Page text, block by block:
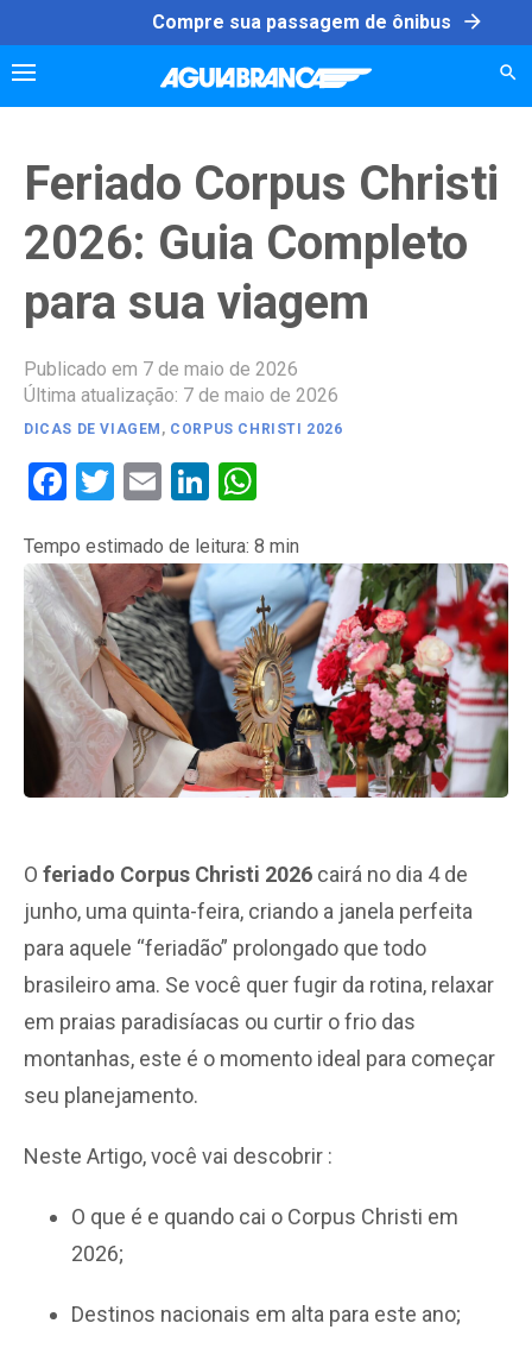
to
content
Compre sua passagem de ônibus arrow_forward
Feriado Corpus Christi
2026: Guia Completo
para sua viagem
Publicado em 7 de maio de 2026
Última atualização: 7 de maio de 2026
DICAS DE VIAGEM , CORPUS CHRISTI 2026
Facebook
Twitter
EmailLinkedIn
Tempo estimado de leitura: 8 min
O feriado Corpus Christi 2026 cairá no dia 4 de
junho, uma quinta-feira, criando a janela perfeita
para aquele “feriadão” prolongado que todo
brasileiro ama. Se você quer fugir da rotina, relaxar
em praias paradisíacas ou curtir o frio das
montanhas, este é o momento ideal para começar
seu planejamento.
Neste Artigo, você vai descobrir :
O que é e quando cai o Corpus Christi em
2026;
Destinos nacionais em alta para este ano;